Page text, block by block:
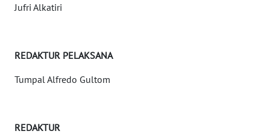
Jufri Alkatiri
REDAKTUR PELAKSANA
Tumpal Alfredo Gultom
REDAKTUR
PAPUA
WN